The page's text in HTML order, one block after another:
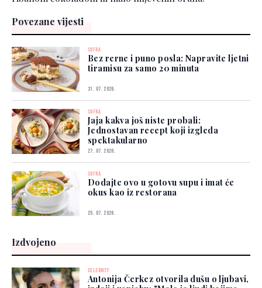
Povezane vijesti
SOFRA
Bez rerne i puno posla: Napravite ljetni
tiramisu za samo 20 minuta
31. 07. 2026.
SOFRA
Jaja kakva još niste probali:
Jednostavan recept koji izgleda
spektakularno
27. 07. 2026.
SOFRA
Dodajte ovo u gotovu supu i imat će
okus kao iz restorana
25. 07. 2026.
Izdvojeno
CELEBRITY
Antonija Čerkez otvorila dušu o ljubavi,